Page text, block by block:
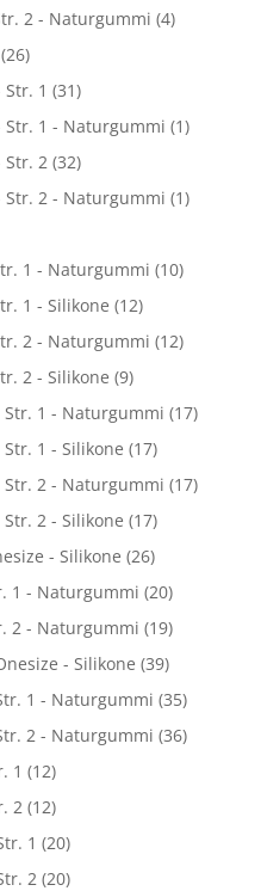
2 - Naturgummi (4)
(26)
1 (31)
Str. 1 - Naturgummi (1)
Str. 2 (32)
Str. 2 - Naturgummi (1)
1 - Naturgummi (10)
1 - Silikone (12)
2 - Naturgummi (12)
2 - Silikone (9)
Str. 1 - Naturgummi (17)
1 - Silikone (17)
Str. 2 - Naturgummi (17)
2 - Silikone (17)
- Silikone (26)
1 - Naturgummi (20)
2 - Naturgummi (19)
- Silikone (39)
1 - Naturgummi (35)
2 - Naturgummi (36)
1 (12)
2 (12)
1 (20)
2 (20)